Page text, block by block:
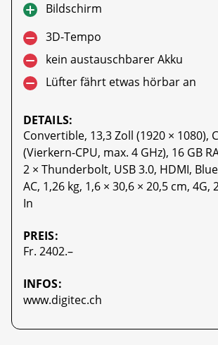
Bildschirm
3D-Tempo
kein austauschbarer Akku
Lüfter fährt etwas hörbar an
DETAILS:
Convertible, 13,3 Zoll (1920 × 1080),
(Vierkern-CPU, max. 4 GHz), 16 GB
2 × Thunderbolt, USB 3.0, HDMI,
AC, 1,26 kg, 1,6 × 30,6 × 20,5 cm, 4G,
In
PREIS:
Fr. 2402.–
INFOS:
www.digitec.ch